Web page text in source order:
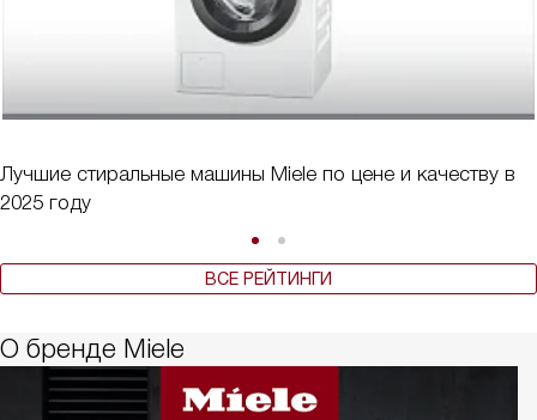
Лучшие стиральные машины Miele по цене и качеству в
2025 году
ВСЕ РЕЙТИНГИ
О бренде Miele